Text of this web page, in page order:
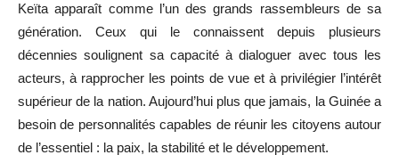
Keïta apparaît comme l’un des grands rassembleurs de sa
génération. Ceux qui le connaissent depuis plusieurs
décennies soulignent sa capacité à dialoguer avec tous les
acteurs, à rapprocher les points de vue et à privilégier l’intérêt
supérieur de la nation. Aujourd’hui plus que jamais, la Guinée a
besoin de personnalités capables de réunir les citoyens autour
de l’essentiel : la paix, la stabilité et le développement.